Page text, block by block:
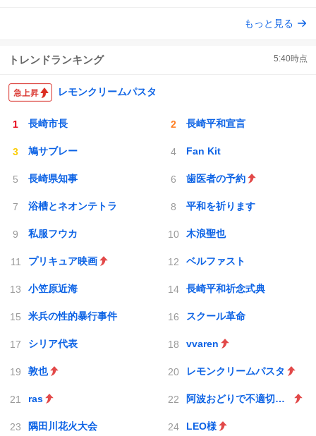
もっと見る
トレンドランキング 5:40時点
レモンクリームパスタ
長崎市長 長崎平和宣言
鳩サブレー Fan Kit
長崎県知事 歯医者の予約
浴槽とネオンテトラ 平和を祈ります
私服フウカ 木浪聖也
プリキュア映画 ベルファスト
小笠原近海 長崎平和祈念式典
米兵の性的暴行事件 スクール革命
シリア代表 vvaren
敦也 レモンクリームパスタ
ras 阿波おどりで不適切な動画
隅田川花火大会 LEO様